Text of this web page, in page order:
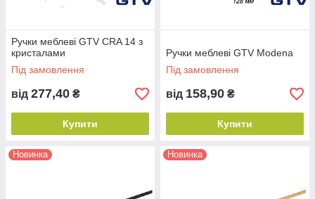
Ручки меблеві GTV CRA 14 з
кристалами
Під замовлення
від 277,40 ₴
Купити
Ручки меблеві GTV Modena
Під замовлення
від 158,90 ₴
Купити
Новинка Новинка